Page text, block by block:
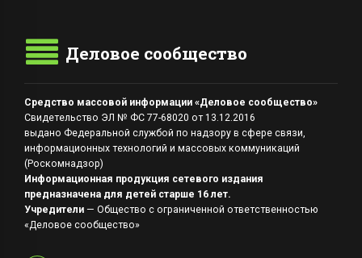
Деловое сообщество
Средство массовой информации «Деловое сообщество»
Свидетельство ЭЛ № ФС 77-68020 от 13.12.2016
выдано Федеральной службой по надзору в сфере связи,
информационных технологий и массовых коммуникаций
(Роскомнадзор)
Информационная продукция сетевого издания
предназначена для детей старше 16 лет.
Учредители — Общество с ограниченной ответственностью
«Деловое сообщество»